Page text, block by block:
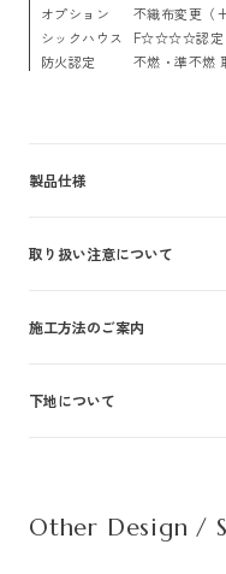
オプション
不織布変更（
シックハウス
F☆☆☆☆認定
防火認定
不燃・準不燃
製品仕様
・サイズ
・防カビ性能
取り扱い注意について
| 1.防火性能について |
建物内の内装仕上げに関して
ださい。詳細は下地についてを
施工方法のご案内
詳しい施工方法のご案内につ
下地について
また種別は随時追加・変更がな
Other Design /